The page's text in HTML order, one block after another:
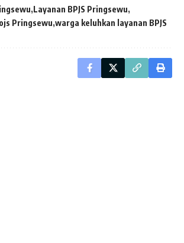
Layanan BPJS Pringsewu
Pringsewu warga keluhkan layanan BPJS